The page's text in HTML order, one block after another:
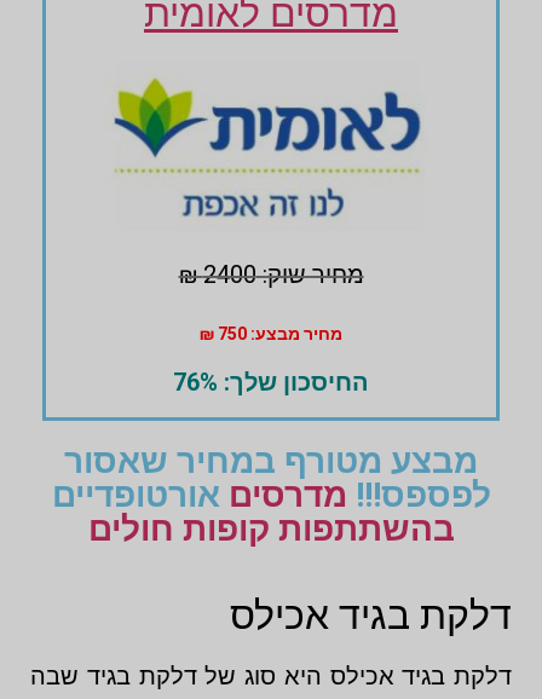
מדרסים לאומית
מחיר שוק: 2400 ₪
מחיר מבצע: 750 ₪
החיסכון שלך: 76%
מבצע מטורף במחיר שאסור
לפספס!!! מדרסים אורטופדיים
בהשתתפות קופות חולים
דלקת בגיד אכילס
דלקת בגיד אכילס היא סוג של דלקת בגיד שבה